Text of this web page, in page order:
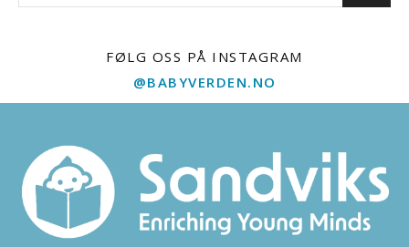
FØLG OSS PÅ INSTAGRAM
@BABYVERDEN.NO